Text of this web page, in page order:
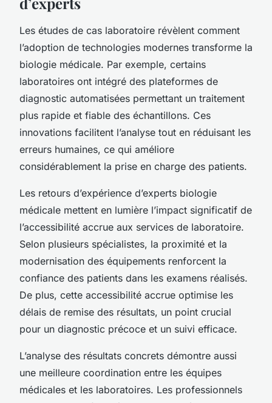
Les études de cas laboratoire révèlent comment
l’adoption de technologies modernes transforme la
biologie médicale. Par exemple, certains
laboratoires ont intégré des plateformes de
diagnostic automatisées permettant un traitement
plus rapide et fiable des échantillons. Ces
innovations facilitent l’analyse tout en réduisant les
erreurs humaines, ce qui améliore
considérablement la prise en charge des patients.
Les retours d’expérience d’experts biologie
médicale mettent en lumière l’impact significatif de
l’accessibilité accrue aux services de laboratoire.
Selon plusieurs spécialistes, la proximité et la
modernisation des équipements renforcent la
confiance des patients dans les examens réalisés.
De plus, cette accessibilité accrue optimise les
délais de remise des résultats, un point crucial
pour un diagnostic précoce et un suivi efficace.
L’analyse des résultats concrets démontre aussi
une meilleure coordination entre les équipes
médicales et les laboratoires. Les professionnels